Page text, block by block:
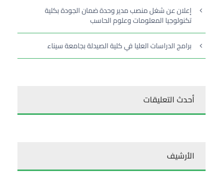
إعلان عن شغل منصب مدير وحدة ضمان الجودة بكلية
تكنولوجيا المعلومات وعلوم الحاسب
برامج الدراسات العليا في كلية الصيدلة بجامعة سيناء
أحدث التعليقات
الأرشيف